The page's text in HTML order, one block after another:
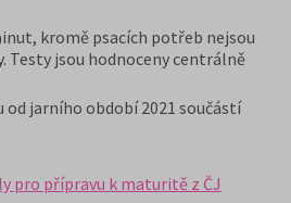
kromě psacích potřeb nejsou
Testy jsou hodnoceny centrálně
od jarního období 2021 součástí
pro přípravu k maturitě z ČJ